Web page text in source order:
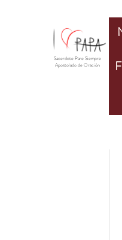
Sacerdote Pare Siempre
Apostolado de Oración